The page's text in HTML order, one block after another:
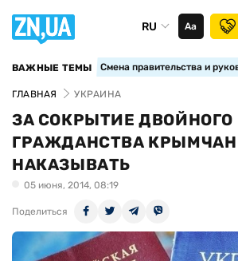
RU Аа
ВАЖНЫЕ ТЕМЫ Смена правительства и
ГЛАВНАЯ УКРАИНА
ЗА СОКРЫТИЕ ДВОЙНОГО
ГРАЖДАНСТВА КРЫМЧАН
НАКАЗЫВАТЬ
05 июня, 2014, 08:19
Поделиться